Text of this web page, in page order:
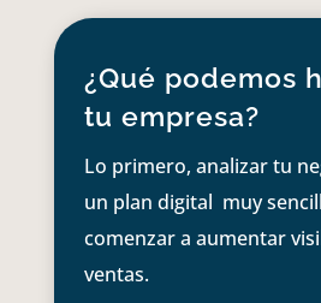
¿Qué podemos
tu empresa?
Lo primero, analizar tu
un plan digital muy
comenzar a aumentar
ventas.